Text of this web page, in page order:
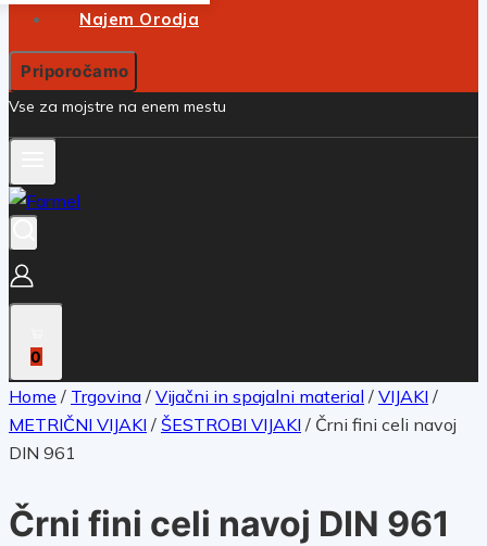
Najem Orodja
Priporočamo
Vse za mojstre na enem mestu
0
Home / Trgovina / Vijačni in spajalni material / VIJAKI /
METRIČNI VIJAKI / ŠESTROBI VIJAKI / Črni fini celi navoj
DIN 961
Črni fini celi navoj DIN 961